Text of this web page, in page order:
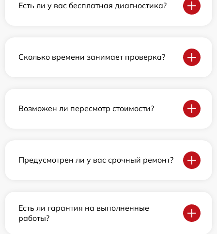
Есть ли у вас бесплатная диагностика?
Сколько времени занимает проверка?
Возможен ли пересмотр стоимости?
Предусмотрен ли у вас срочный ремонт?
Есть ли гарантия на выполненные
работы?